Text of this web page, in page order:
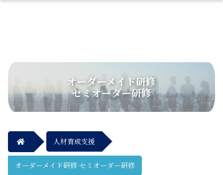
オーダーメイド研修
セミオーダー研修
人材育成支援
オーダーメイド研修 セミオーダー研修